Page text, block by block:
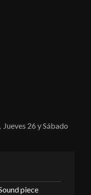
26 y Sábado
piece